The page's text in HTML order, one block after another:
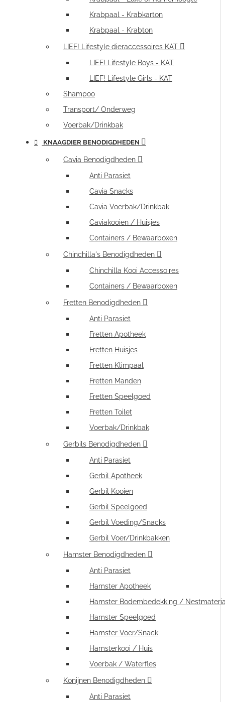
Krabpaal - Krabkarton
Krabpaal - Krabton
LIEF! Lifestyle dieraccessoires KAT
LIEF! Lifestyle Boys - KAT
LIEF! Lifestyle Girls - KAT
Shampoo
Transport/ Onderweg
Voerbak/Drinkbak
KNAAGDIER BENODIGDHEDEN
Cavia Benodigdheden
Anti Parasiet
Cavia Snacks
Cavia Voerbak/Drinkbak
Caviakooien / Huisjes
Containers / Bewaarboxen
Chinchilla's Benodigdheden
Chinchilla Kooi Accessoires
Containers / Bewaarboxen
Fretten Benodigdheden
Anti Parasiet
Fretten Apotheek
Fretten Huisjes
Fretten Klimpaal
Fretten Manden
Fretten Speelgoed
Fretten Toilet
Voerbak/Drinkbak
Gerbils Benodigdheden
Anti Parasiet
Gerbil Apotheek
Gerbil Kooien
Gerbil Speelgoed
Gerbil Voeding/Snacks
Gerbil Voer/Drinkbakken
Hamster Benodigdheden
Anti Parasiet
Hamster Apotheek
Hamster Bodembedekking /
Hamster Speelgoed
Hamster Voer/Snack
Hamsterkooi / Huis
Voerbak / Waterfles
Konijnen Benodigdheden
Anti Parasiet